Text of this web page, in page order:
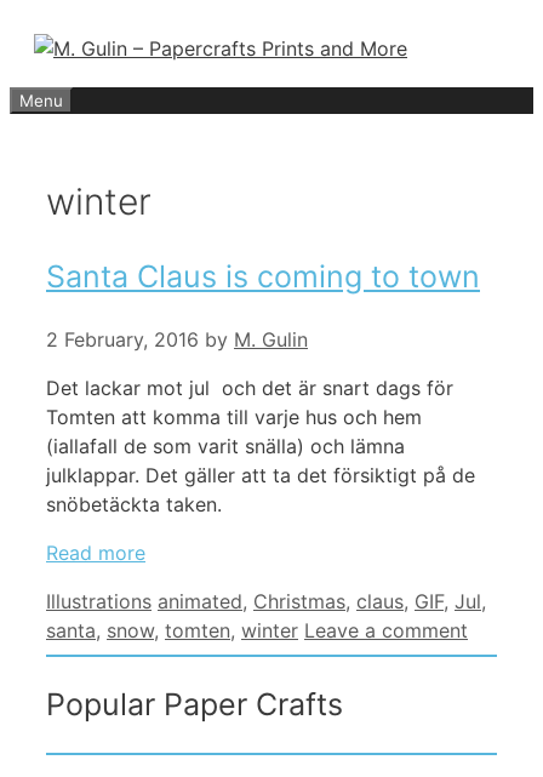
content
Menu
winter
Santa Claus is coming to town
2 February, 2016 by M. Gulin
Det lackar mot jul och det är snart dags för
Tomten att komma till varje hus och hem
(iallafall de som varit snälla) och lämna
julklappar. Det gäller att ta det försiktigt på de
snöbetäckta taken.
Read more
Categories
Illustrations Tags
animated, Christmas, claus, GIF, Jul,
santa, snow, tomten, winter Leave a comment
Popular Paper Crafts